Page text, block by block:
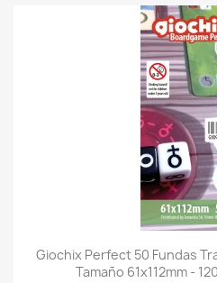
Giochix Perfect 50 Fundas
Tamaño 61x112mm -